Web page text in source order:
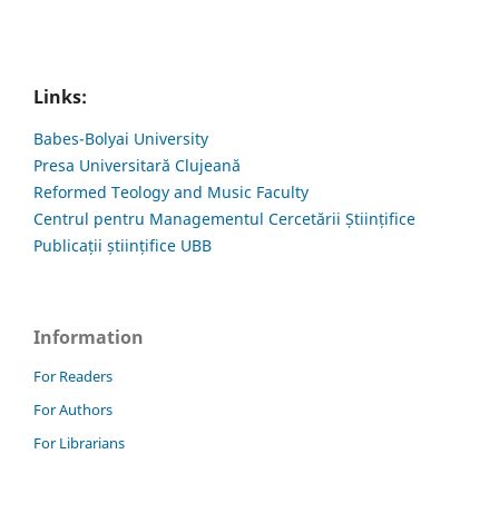
Links:
Babes-Bolyai University
Presa Universitară Clujeană
Reformed Teology and Music Faculty
Centrul pentru Managementul Cercetării Științifice
Publicații științifice UBB
Information
For Readers
For Authors
For Librarians